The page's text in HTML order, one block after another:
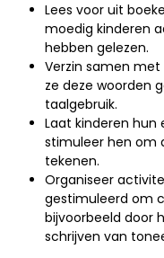
Lees voor uit
moedig kinderen
hebben gelezen.
Verzin samen
ze deze woorden
taalgebruik.
Laat kinderen hun
stimuleer hen om
tekenen.
Organiseer
gestimuleerd om
bijvoorbeeld door
schrijven van